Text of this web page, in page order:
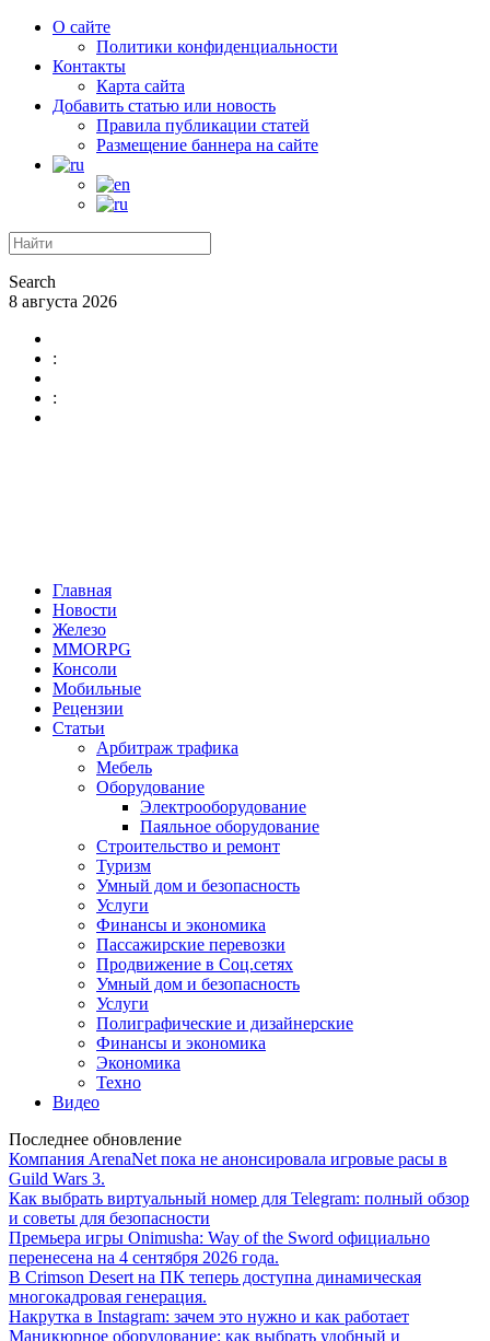
О сайте
Политики конфиденциальности
Контакты
Карта сайта
Добавить статью или новость
Правила публикации статей
Размещение баннера на сайте
Search
8 августа 2026
:
:
Главная
Новости
Железо
MMORPG
Консоли
Мобильные
Рецензии
Статьи
Арбитраж трафика
Мебель
Оборудование
Электрооборудование
Паяльное оборудование
Строительство и ремонт
Туризм
Умный дом и безопасность
Услуги
Финансы и экономика
Пассажирские перевозки
Продвижение в Соц.сетях
Умный дом и безопасность
Услуги
Полиграфические и дизайнерские
Финансы и экономика
Экономика
Техно
Видео
Последнее обновление
Компания ArenaNet пока не анонсировала игровые расы в
Guild Wars 3.
Как выбрать виртуальный номер для Telegram: полный обзор
и советы для безопасности
Премьера игры Onimusha: Way of the Sword официально
перенесена на 4 сентября 2026 года.
В Crimson Desert на ПК теперь доступна динамическая
многокадровая генерация.
Накрутка в Instagram: зачем это нужно и как работает
Маникюрное оборудование: как выбрать удобный и